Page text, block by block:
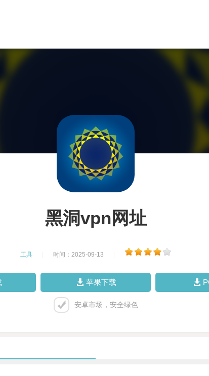
黑洞vpn网址
工具 时间：2025-09-13
苹果下载
安卓市场，安全绿色